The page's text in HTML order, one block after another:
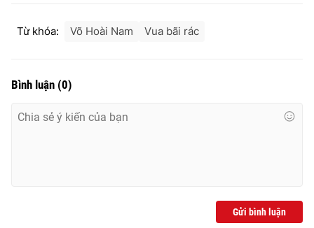
Từ khóa: Võ Hoài Nam Vua bãi rác
Bình luận (0)
Gửi bình luận